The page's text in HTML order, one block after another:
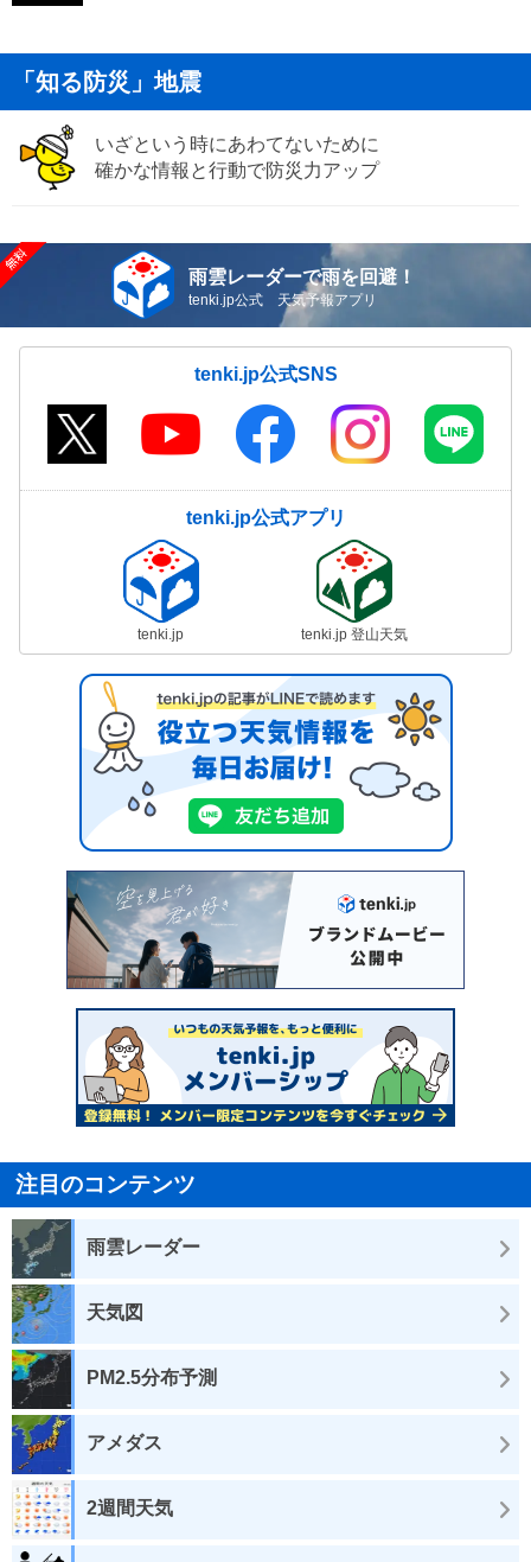
「知る防災」地震
いざという時にあわてないために
確かな情報と行動で防災力アップ
雨雲レーダーで雨を回避！
tenki.jp公式 天気予報アプリ
tenki.jp公式SNS
tenki.jp公式アプリ
tenki.jp tenki.jp 登山天気
注目のコンテンツ
雨雲レーダー
天気図
PM2.5分布予測
アメダス
2週間天気